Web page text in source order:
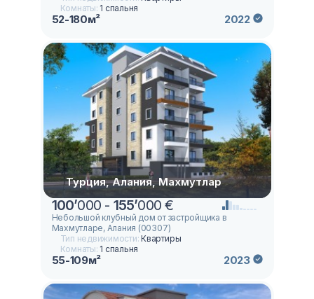
Комнаты: 1 спальня
52-180м² 2022
Турция, Алания, Махмутлар
100’000 - 155’000 €
Небольшой клубный дом от застройщика в
Махмутларе, Алания (00307)
Тип недвижимости:Квартиры
Комнаты: 1 спальня
55-109м² 2023